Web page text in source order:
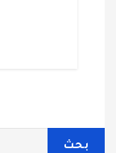
بحث